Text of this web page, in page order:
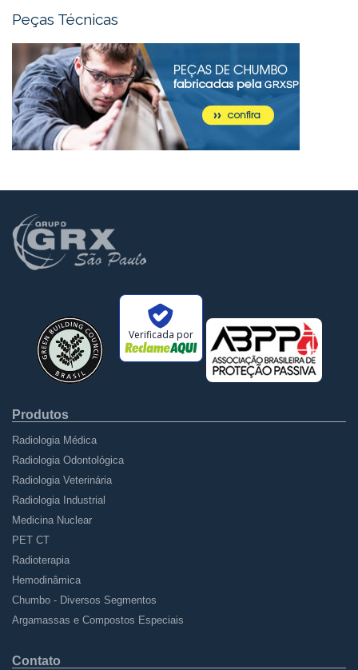
Peças Técnicas
Verificada por
Produtos
Radiologia Médica
Radiologia Odontológica
Radiologia Veterinária
Radiologia Industrial
Medicina Nuclear
PET CT
Radioterapia
Hemodinâmica
Chumbo - Diversos Segmentos
Argamassas e Compostos Especiais
Contato